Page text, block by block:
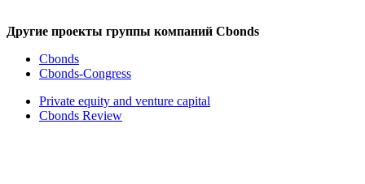
Другие проекты группы компаний Cbonds
Cbonds
Cbonds-Congress
Private equity and venture capital
Cbonds Review